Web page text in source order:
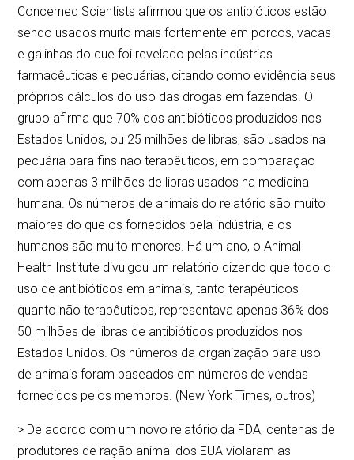
Concerned Scientists afirmou que os antibióticos estão
sendo usados muito mais fortemente em porcos, vacas
e galinhas do que foi revelado pelas indústrias
farmacêuticas e pecuárias, citando como evidência seus
próprios cálculos do uso das drogas em fazendas. O
grupo afirma que 70% dos antibióticos produzidos nos
Estados Unidos, ou 25 milhões de libras, são usados na
pecuária para fins não terapêuticos, em comparação
com apenas 3 milhões de libras usados na medicina
humana. Os números de animais do relatório são muito
maiores do que os fornecidos pela indústria, e os
humanos são muito menores. Há um ano, o Animal
Health Institute divulgou um relatório dizendo que todo o
uso de antibióticos em animais, tanto terapêuticos
quanto não terapêuticos, representava apenas 36% dos
50 milhões de libras de antibióticos produzidos nos
Estados Unidos. Os números da organização para uso
de animais foram baseados em números de vendas
fornecidos pelos membros. (New York Times, outros)
> De acordo com um novo relatório da FDA, centenas de
produtores de ração animal dos EUA violaram as